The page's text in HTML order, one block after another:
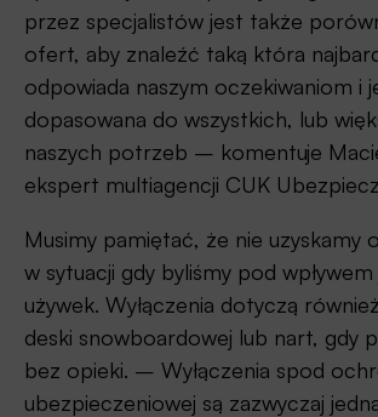
przez specjalistów jest także
ofert, aby znaleźć taką która
odpowiada naszym oczekiwaniom i
dopasowana do wszystkich, lub
naszych potrzeb – komentuje
ekspert multiagencji CUK
Musimy pamiętać, że nie uzyskamy
w sytuacji gdy byliśmy pod
używek. Wyłączenia dotyczą
deski snowboardowej lub nart, gdy
bez opieki. – Wyłączenia spod
ubezpieczeniowej są zazwyczaj